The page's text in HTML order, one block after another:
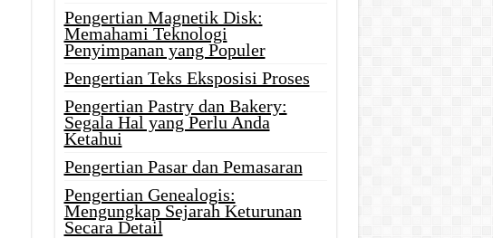
Pengertian Magnetik Disk:
Memahami Teknologi
Penyimpanan yang Populer
Pengertian Teks Eksposisi Proses
Pengertian Pastry dan Bakery:
Segala Hal yang Perlu Anda
Ketahui
Pengertian Pasar dan Pemasaran
Pengertian Genealogis:
Mengungkap Sejarah Keturunan
Secara Detail